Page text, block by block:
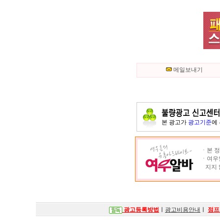
메일보내기
본 광고가 광고기준에
ㆍ본
ㆍ여
지지
광고등록방법 광고비용안내 점